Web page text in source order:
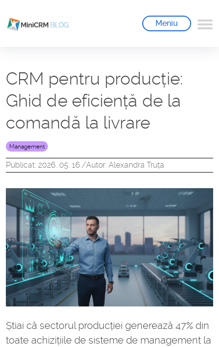
Meniu
CRM pentru producție:
Ghid de eficiență de la
comandă la livrare
Management
Publicat: 2026. 05. 16./Autor: Alexandra Truța
Știai că sectorul producției generează 47% din
toate achizițiile de sisteme de management la